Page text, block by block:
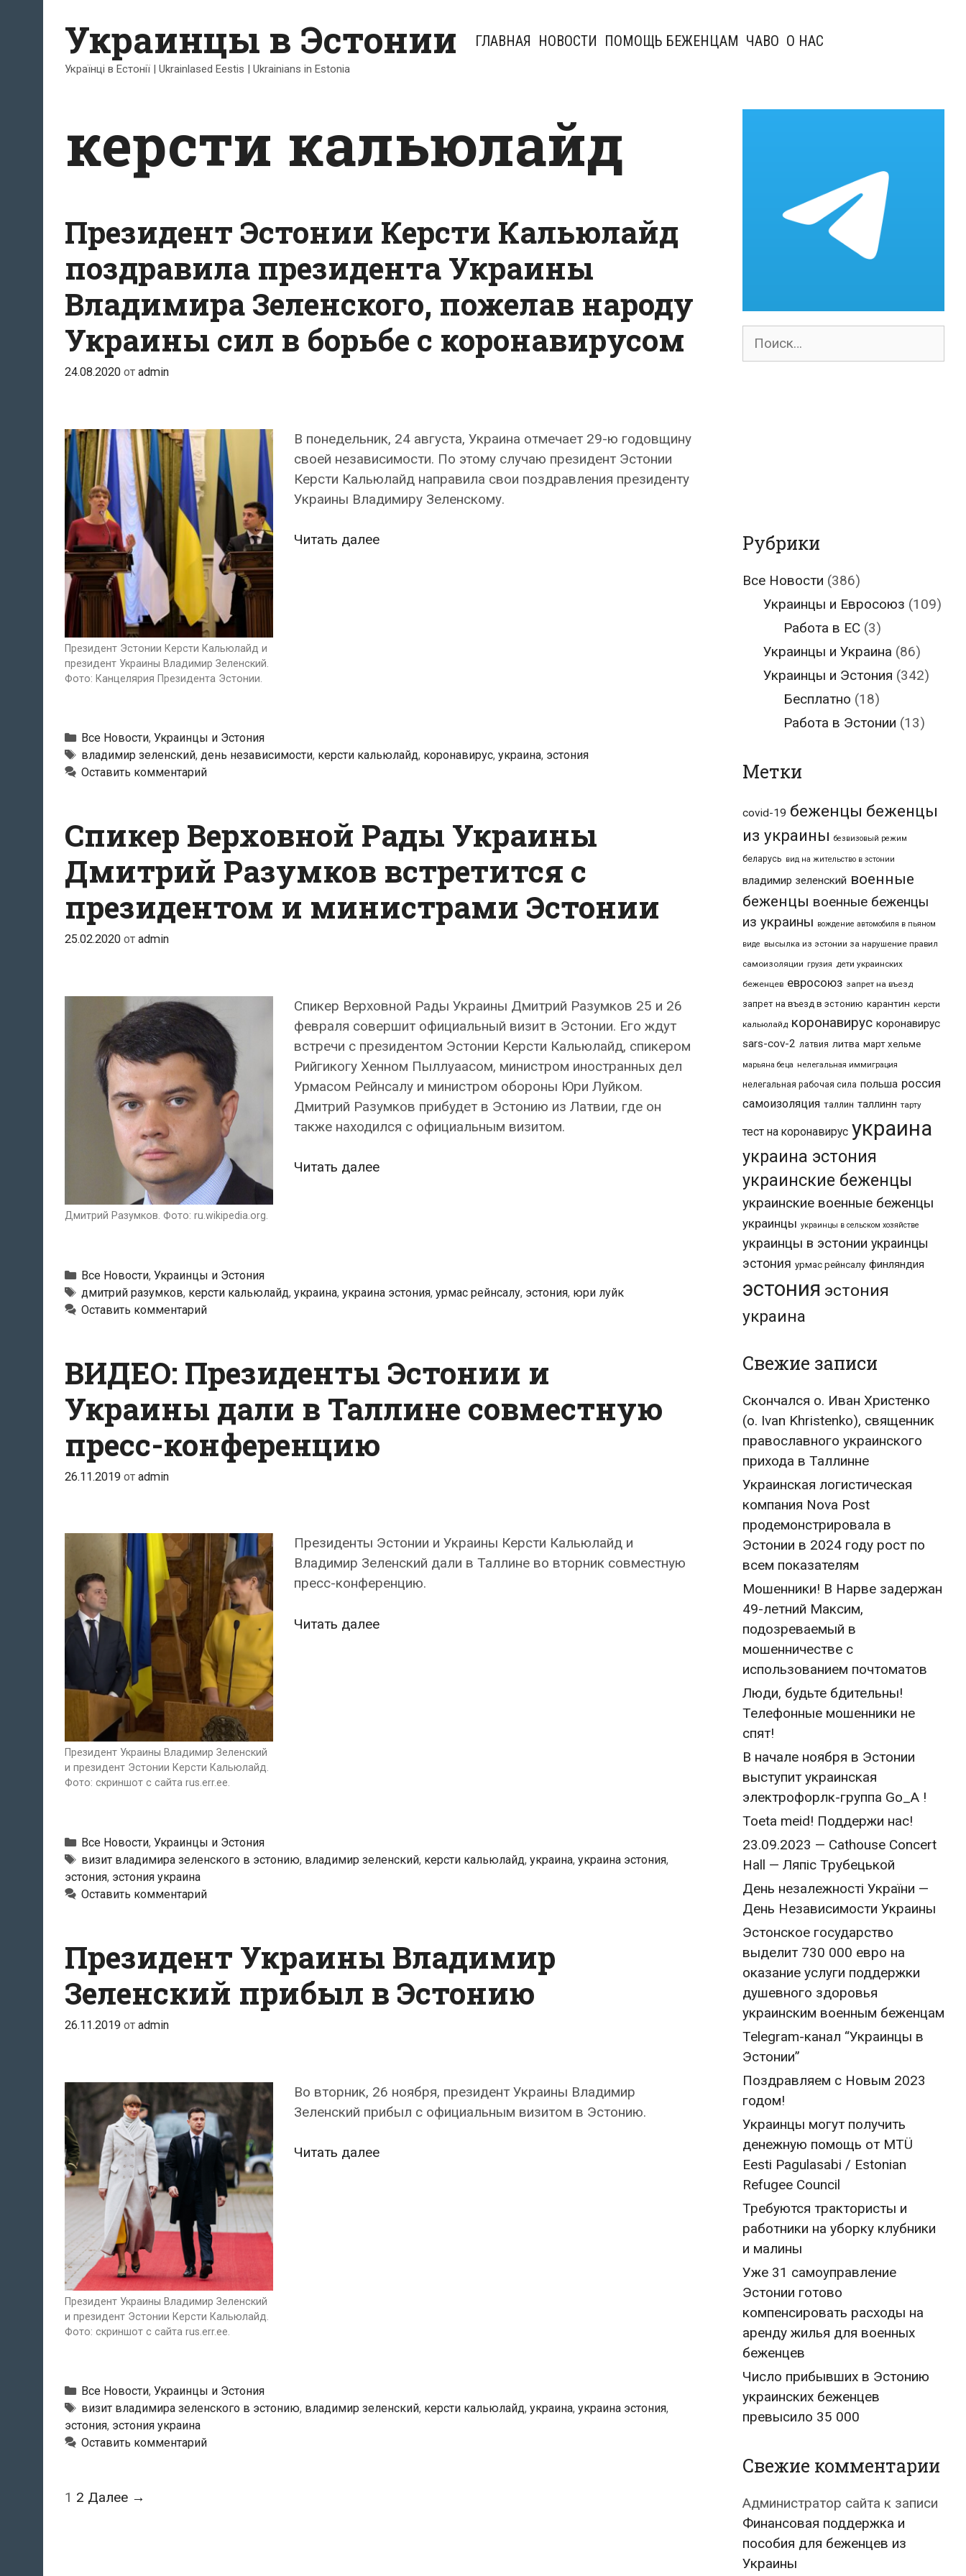
содержимому
Украинцы в Эстонии
Українці в Естонії | Ukrainlased Eestis | Ukrainians in Estonia
ГЛАВНАЯ НОВОСТИ ПОМОЩЬ БЕЖЕНЦАМ ЧАВО О НАС
керсти кальюлайд
Президент Эстонии Керсти Кальюлайд
поздравила президента Украины
Владимира Зеленского, пожелав народу
Украины сил в борьбе с коронавирусом
24.08.2020 от admin
Президент Эстонии Керсти Кальюлайд и
президент Украины Владимир Зеленский.
Фото: Канцелярия Президента Эстонии.
В понедельник, 24 августа, Украина отмечает 29-ю годовщину
своей независимости. По этому случаю президент Эстонии
Керсти Кальюлайд направила свои поздравления президенту
Украины Владимиру Зеленскому.
Читать далееПрезидент
Украины
с
Рубрики
Все Новости, Украинцы и Эстония
Метки
владимир зеленский, день независимости, керсти кальюлайд, коронавирус, украина, эстония
Оставить комментарий
Спикер Верховной Рады Украины
Дмитрий Разумков встретится с
президентом и министрами Эстонии
25.02.2020 от admin
Дмитрий Разумков. Фото: ru.wikipedia.org.
Спикер Верховной Рады Украины Дмитрий Разумков 25 и 26
февраля совершит официальный визит в Эстонии. Его ждут
встречи с президентом Эстонии Керсти Кальюлайд, спикером
Рийгикогу Хенном Пыллуаасом, министром иностранных дел
Урмасом Рейнсалу и министром обороны Юри Луйком.
Дмитрий Разумков прибудет в Эстонию из Латвии, где он
также находился с официальным визитом.
Читать далееСпикер
встретится
министрами
Эстонии
Рубрики
Все Новости, Украинцы и Эстония
Метки
дмитрий разумков, керсти кальюлайд, украина, украина эстония, урмас рейнсалу, эстония, юри луйк
Оставить комментарий
ВИДЕО: Президенты Эстонии и
Украины дали в Таллине совместную
пресс-конференцию
26.11.2019 от admin
Президент Украины Владимир Зеленский
и президент Эстонии Керсти Кальюлайд.
Фото: скриншот с сайта rus.err.ee.
Президенты Эстонии и Украины Керсти Кальюлайд и
Владимир Зеленский дали в Таллине во вторник совместную
пресс-конференцию.
Читать далееВИДЕО:
Рубрики
Все Новости, Украинцы и Эстония
Метки
визит владимира зеленского в эстонию, владимир зеленский, керсти кальюлайд, украина, украина эстония,
эстония, эстония украина
Оставить комментарий
Президент Украины Владимир
Зеленский прибыл в Эстонию
26.11.2019 от admin
Президент Украины Владимир Зеленский
и президент Эстонии Керсти Кальюлайд.
Фото: скриншот с сайта rus.err.ee.
Во вторник, 26 ноября, президент Украины Владимир
Зеленский прибыл с официальным визитом в Эстонию.
Читать далееПрезидент
Рубрики
Все Новости, Украинцы и Эстония
Метки
визит владимира зеленского в эстонию, владимир зеленский, керсти кальюлайд, украина, украина эстония,
эстония, эстония украина
Оставить комментарий
Навигация
1 2 Далее →
Поиск
Рубрики
Все Новости (386)
Украинцы и Евросоюз (109)
Работа в ЕС (3)
Украинцы и Украина (86)
Украинцы и Эстония (342)
Бесплатно (18)
Работа в Эстонии (13)
Метки
covid-19 беженцы беженцы
из украины безвизовый режим
беларусь вид на жительство в эстонии
владимир зеленский военные
беженцы военные беженцы
из украины вождение автомобиля в пьяном
виде высылка из эстонии за нарушение правил
самоизоляции грузия дети украинских
беженцев евросоюз запрет на въезд
запрет на въезд в эстонию карантин керсти
кальюлайд коронавирус коронавирус
sars-cov-2 латвия литва март хельме
марьяна беца нелегальная иммиграция
нелегальная рабочая сила польша россия
самоизоляция таллин таллинн тарту
тест на коронавирус украина
украина эстония
украинские беженцы
украинские военные беженцы
украинцы украинцы в сельском хозяйстве
украинцы в эстонии украинцы
эстония урмас рейнсалу финляндия
эстония эстония
украина
Свежие записи
Скончался о. Иван Христенко
(о. Ivan Khristenko), священник
православного украинского
прихода в Таллинне
Украинская логистическая
компания Nova Post
продемонстрировала в
Эстонии в 2024 году рост по
всем показателям
Мошенники! В Нарве задержан
49-летний Максим,
подозреваемый в
мошенничестве с
использованием почтоматов
Люди, будьте бдительны!
Телефонные мошенники не
спят!
В начале ноября в Эстонии
выступит украинская
электрофорлк-группа Go_A !
Toeta meid! Поддержи нас!
23.09.2023 — Cathouse Concert
Hall — Ляпіс Трубецькой
День незалежності України —
День Независимости Украины
Эстонское государство
выделит 730 000 евро на
оказание услуги поддержки
душевного здоровья
украинским военным беженцам
Telegram-канал “Украинцы в
Эстонии”
Поздравляем с Новым 2023
годом!
Украинцы могут получить
денежную помощь от MTÜ
Eesti Pagulasabi / Estonian
Refugee Council
Требуются трактористы и
работники на уборку клубники
и малины
Уже 31 самоуправление
Эстонии готово
компенсировать расходы на
аренду жилья для военных
беженцев
Число прибывших в Эстонию
украинских беженцев
превысило 35 000
Свежие комментарии
Администратор сайта к записи
Финансовая поддержка и
пособия для беженцев из
Украины